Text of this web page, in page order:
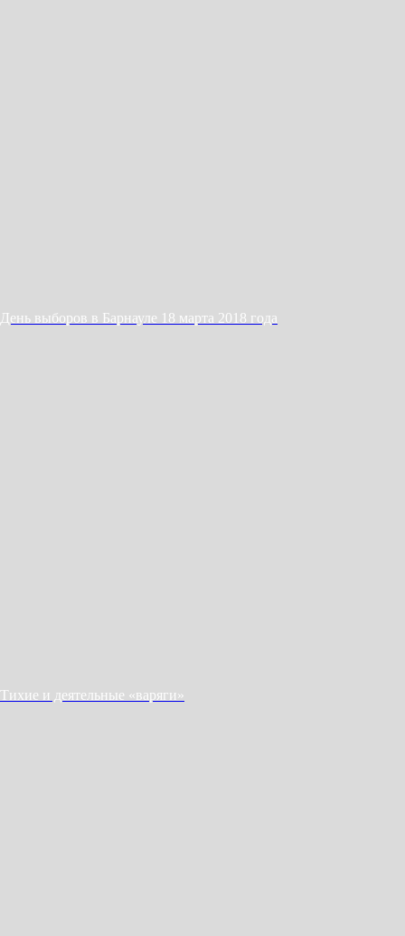
День выборов в Барнауле 18 марта 2018 года
Тихие и деятельные «варяги»